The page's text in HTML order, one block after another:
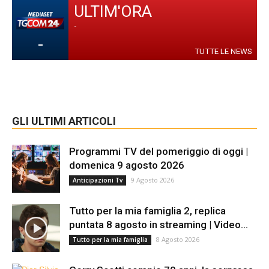
-
ULTIM'ORA
-
TUTTE LE NEWS
GLI ULTIMI ARTICOLI
Programmi TV del pomeriggio di oggi |
domenica 9 agosto 2026
Anticipazioni Tv 9 Agosto 2026
Tutto per la mia famiglia 2, replica
puntata 8 agosto in streaming | Video...
Tutto per la mia famiglia 8 Agosto 2026